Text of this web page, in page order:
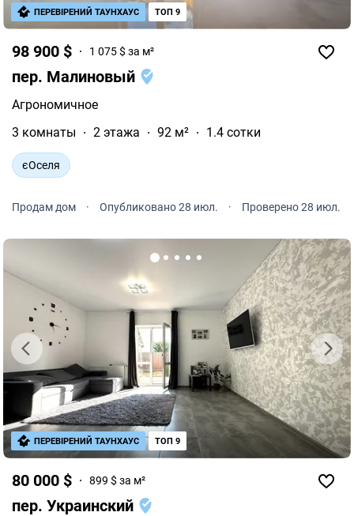
98 900 $ 1 075 $ за м²
пер. Малиновый
Агрономичное
3 комнаты
2 этажа 92 м² 1.4 сотки
єОселя
Продам дом · Опубликовано 28 июл. · Проверено 28 июл.
ПЕРЕВІРЕНИЙ ТАУНХАУС ТОП 9
80 000 $ 899 $ за м²
пер. Украинский
ПЕРЕВІРЕНИЙ ТАУНХАУС ТОП 9